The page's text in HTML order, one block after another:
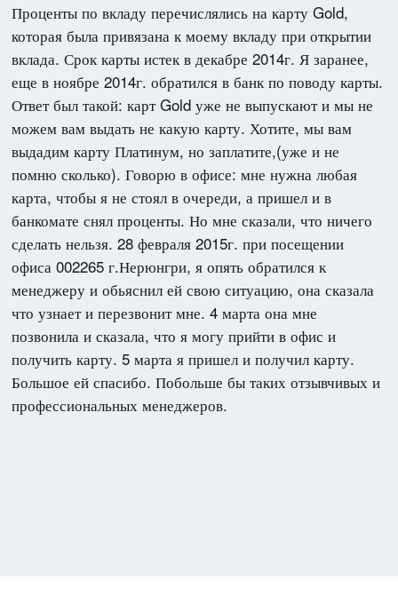
Проценты по вкладу перечислялись на карту Gold,
которая была привязана к моему вкладу при открытии
вклада. Срок карты истек в декабре 2014г. Я заранее,
еще в ноябре 2014г. обратился в банк по поводу карты.
Ответ был такой: карт Gold уже не выпускают и мы не
можем вам выдать не какую карту. Хотите, мы вам
выдадим карту Платинум, но заплатите,(уже и не
помню сколько). Говорю в офисе: мне нужна любая
карта, чтобы я не стоял в очереди, а пришел и в
банкомате снял проценты. Но мне сказали, что ничего
сделать нельзя. 28 февраля 2015г. при посещении
офиса 002265 г.Нерюнгри, я опять обратился к
менеджеру и обьяснил ей свою ситуацию, она сказала
что узнает и перезвонит мне. 4 марта она мне
позвонила и сказала, что я могу прийти в офис и
получить карту. 5 марта я пришел и получил карту.
Большое ей спасибо. Побольше бы таких отзывчивых и